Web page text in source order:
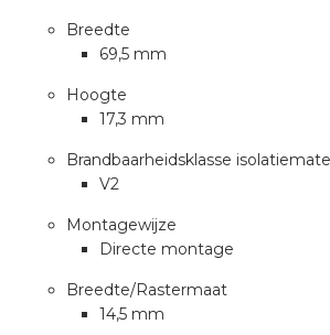
Breedte
69,5 mm
Hoogte
17,3 mm
Brandbaarheidsklasse
V2
Montagewijze
Directe montage
Breedte/Rastermaat
14,5 mm
installeren
installeren
installeren